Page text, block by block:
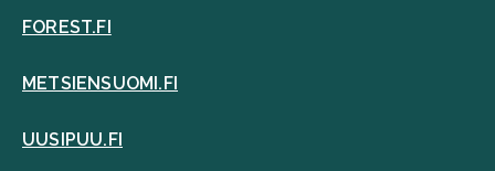
FOREST.FI
METSIENSUOMI.FI
UUSIPUU.FI